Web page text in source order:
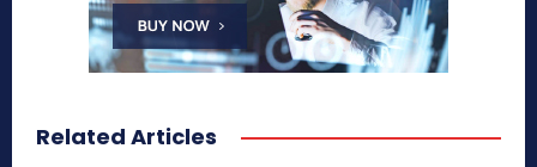
Related Articles